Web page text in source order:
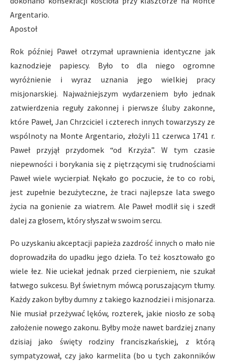
Argentario.
Apostoł
Rok później Paweł otrzymał uprawnienia identyczne jak
kaznodzieje papiescy. Było to dla niego ogromne
wyróżnienie i wyraz uznania jego wielkiej pracy
misjonarskiej. Najważniejszym wydarzeniem było jednak
zatwierdzenia reguły zakonnej i pierwsze śluby zakonne,
które Paweł, Jan Chrzciciel i czterech innych towarzyszy ze
wspólnoty na Monte Argentario, złożyli 11 czerwca 1741 r.
Paweł przyjął przydomek “od Krzyża”. W tym czasie
niepewności i borykania się z piętrzącymi się trudnościami
Paweł wiele wycierpiał. Nękało go poczucie, że to co robi,
jest zupełnie bezużyteczne, że traci najlepsze lata swego
życia na gonienie za wiatrem. Ale Paweł modlił się i szedł
dalej za głosem, który słyszał w swoim sercu.
Po uzyskaniu akceptacji papieża zazdrość innych o mało nie
doprowadziła do upadku jego dzieła. To też kosztowało go
wiele łez. Nie uciekał jednak przed cierpieniem, nie szukał
łatwego sukcesu. Był świetnym mówcą poruszającym tłumy.
Każdy zakon byłby dumny z takiego kaznodziei i misjonarza.
Nie musiał przeżywać lęków, rozterek, jakie niosło ze sobą
założenie nowego zakonu. Byłby może nawet bardziej znany
dzisiaj jako święty rodziny franciszkańskiej, z którą
sympatyzował, czy jako karmelita (bo u tych zakonników